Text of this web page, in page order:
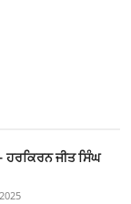
ਜੀਤ ਸਿੰਘ